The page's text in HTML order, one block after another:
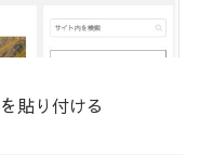
貼り付ける